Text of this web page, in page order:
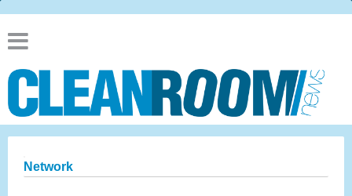
Network